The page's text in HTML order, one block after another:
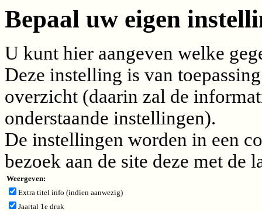
Bepaal uw eigen
U kunt hier aangeven welke
Deze instelling is van
overzicht (daarin zal de
onderstaande instellingen).
De instellingen worden in een
bezoek aan de site deze met de
Weergeven:
Extra titel info (indien aanwezig)
Jaartal 1e druk